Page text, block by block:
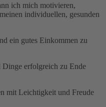
ich mich motivieren,
individuellen, gesunden
ein gutes Einkommen zu
erfolgreich zu Ende
mit Leichtigkeit und Freude